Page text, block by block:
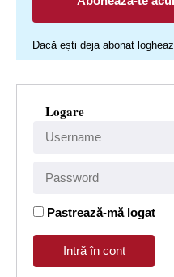
Dacă ești deja abonat
Logare
Pastrează-mă logat